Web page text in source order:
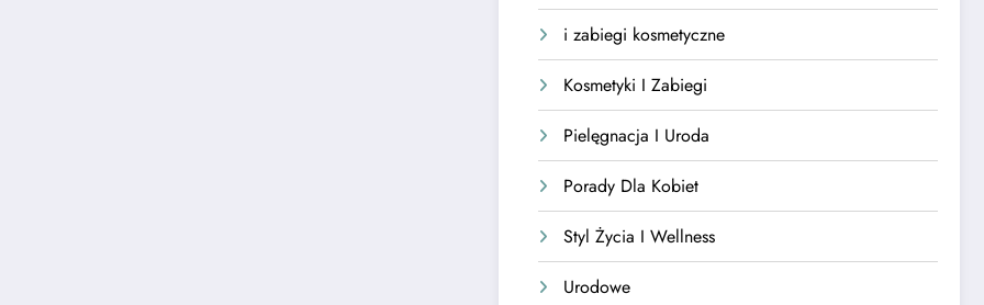
i zabiegi kosmetyczne
Kosmetyki I Zabiegi
Pielęgnacja I Uroda
Porady Dla Kobiet
Styl Życia I Wellness
Urodowe